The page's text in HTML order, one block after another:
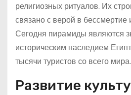
религиозных ритуалов. Их
связано с верой в бессмертие
Сегодня пирамиды являются
историческим наследием
тысячи туристов со всего мира.
Развитие